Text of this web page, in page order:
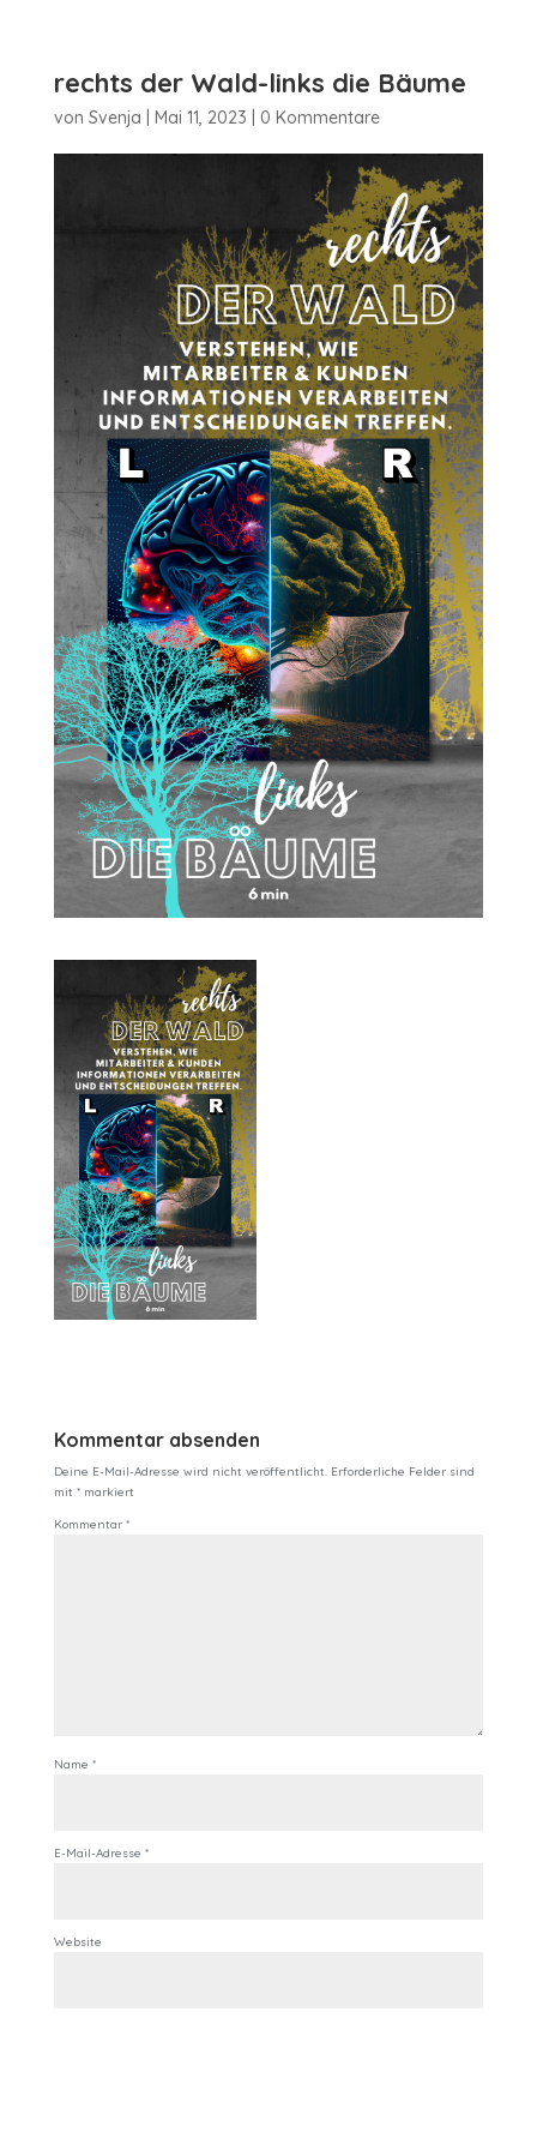
rechts der Wald-links die Bäume
von Svenja Mai 11, 2023 0 Kommentare
Kommentar absenden
Deine E-Mail-Adresse wird nicht veröffentlicht. Erforderliche Felder sind
mit *markiert
Kommentar *
Name *
E-Mail-Adresse *
Website